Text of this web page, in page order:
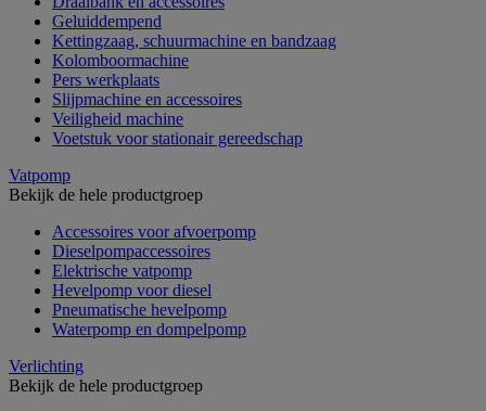
Geluiddempend
Kettingzaag, schuurmachine en bandzaag
Kolomboormachine
Pers werkplaats
Slijpmachine en accessoires
Veiligheid machine
Voetstuk voor stationair gereedschap
Vatpomp
Bekijk de hele productgroep
Accessoires voor afvoerpomp
Dieselpompaccessoires
Elektrische vatpomp
Hevelpomp voor diesel
Pneumatische hevelpomp
Waterpomp en dompelpomp
Verlichting
Bekijk de hele productgroep